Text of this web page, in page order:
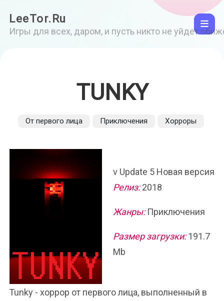
LeeTor.Ru
Игры для всех, даром, и пусть никто не уйдет
TUNKY
От первого лица Приключения Хорроры
v Update 5 Новая версия
Релиз:2018
Жанры:Приключения
Размер загрузки:191.7
Mb
Tunky - хоррор от первого лица, выполненный в